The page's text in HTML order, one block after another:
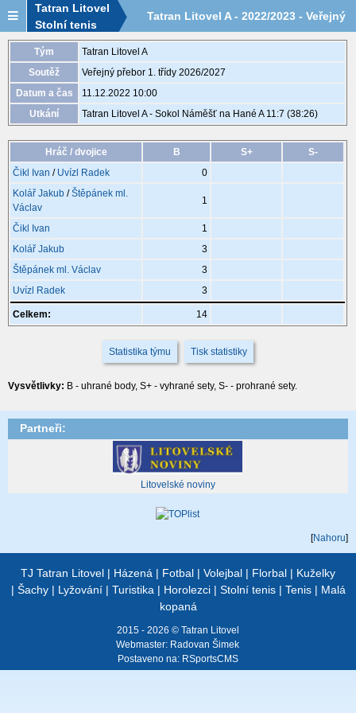
Tatran Litovel
Stolní tenis
Tatran Litovel A - 2022/2023 - Veřejný
Tým
Tatran Litovel A
Soutěž
Veřejný přebor 1. třídy 2026/2027
Datum a čas
11.12.2022 10:00
Utkání
Tatran Litovel A - Sokol Náměšť na Hané A 11:7 (38:26)
Hráč / dvojice B S+
S-
Čikl Ivan / Uvízl Radek
0
Kolář Jakub /Štěpánek ml.
Václav
1
Čikl Ivan
1
Kolář Jakub
3
Štěpánek ml. Václav
3
Uvízl Radek
3
Celkem: 14
Statistika týmu Tisk statistiky
Vysvětlivky: B - uhrané body, S+ - vyhrané sety, S- - prohrané sety.
Partneři:
Litovelské noviny
[Nahoru]
TJ Tatran Litovel | Házená | Fotbal | Volejbal | Florbal | Kuželky
| Šachy| Lyžování| Turistika | Horolezci| Stolní tenis| Tenis| Malá
kopaná
2015 - 2026 © Tatran Litovel
Webmaster: Radovan Šimek
Postaveno na: RSportsCMS